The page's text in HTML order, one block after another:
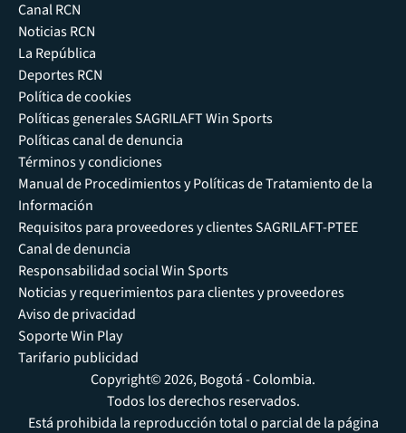
Canal RCN
Noticias RCN
La República
Deportes RCN
Política de cookies
Políticas generales SAGRILAFT Win Sports
Políticas canal de denuncia
Términos y condiciones
Manual de Procedimientos y Políticas de Tratamiento de la
Información
Requisitos para proveedores y clientes SAGRILAFT-PTEE
Canal de denuncia
Responsabilidad social Win Sports
Noticias y requerimientos para clientes y proveedores
Aviso de privacidad
Soporte Win Play
Tarifario publicidad
Copyright© 2026, Bogotá - Colombia.
Todos los derechos reservados.
Está prohibida la reproducción total o parcial de la página